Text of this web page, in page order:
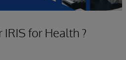
IRIS for Health ?